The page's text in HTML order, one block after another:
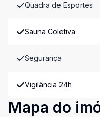
Quadra de Esportes
Sauna Coletiva
Segurança
Vigilância 24h
Mapa do